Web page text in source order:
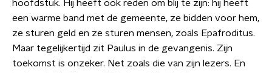
hoofdstuk. Hij heeft ook reden om blij te zijn: hij heeft
een warme band met de gemeente, ze bidden voor hem,
ze sturen geld en ze sturen mensen, zoals Epafroditus.
Maar tegelijkertijd zit Paulus in de gevangenis. Zijn
toekomst is onzeker. Net zoals die van zijn lezers. En